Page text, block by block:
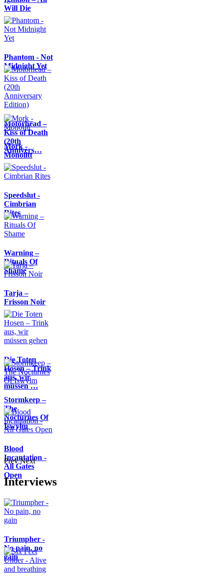
Will Die
Phantom - Not
Midnight Yet
Motörhead –
Kiss of Death
(20th
Annivers…
Mork -
Monolitt
Speedslut -
Cimbrian
Rites
Warning –
Rituals Of
Shame
Tarja –
Frisson Noir
Die Toten
Hosen – Trink
aus, wir
müssen …
Stormkeep –
The
Nocturnes Of
Iswylm
Blood
Incantation -
All Gates
Open
Prev Next
Interviews
Triumpher -
No pain, no
gain